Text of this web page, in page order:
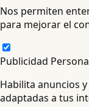
Nos permiten
para mejorar el
Publicidad
Habilita anuncios
adaptadas a tus